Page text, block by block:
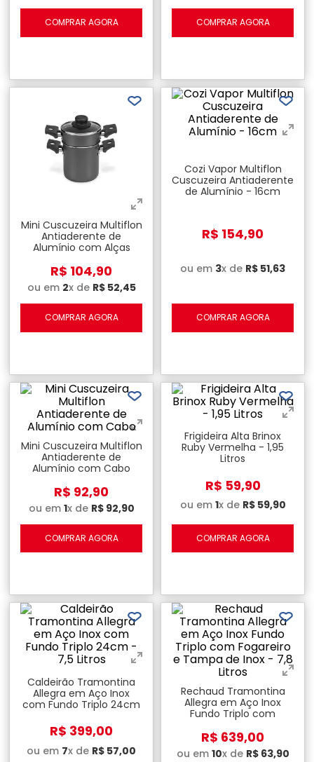
COMPRAR AGORA COMPRAR AGORA
Mini Cuscuzeira Multiflon
Antiaderente de
Alumínio com Alças
R$ 104,90
ou em 2x de R$ 52,45
COMPRAR AGORA
Cozi Vapor Multiflon
Cuscuzeira Antiaderente
de Alumínio - 16cm
R$ 154,90
ou em 3x de R$ 51,63
COMPRAR AGORA
Mini Cuscuzeira Multiflon
Antiaderente de
Alumínio com Cabo
R$ 92,90
ou em 1x de R$ 92,90
COMPRAR AGORA
Frigideira Alta Brinox
Ruby Vermelha - 1,95
Litros
R$ 59,90
ou em 1x de R$ 59,90
COMPRAR AGORA
Caldeirão Tramontina
Allegra em Aço Inox
com Fundo Triplo 24cm
- 7,5 Litros
R$ 399,00
ou em 7x de R$ 57,00
Rechaud Tramontina
Allegra em Aço Inox
Fundo Triplo com
Inox - 7,8 Litros
R$ 639,00
ou em 10x de R$ 63,90